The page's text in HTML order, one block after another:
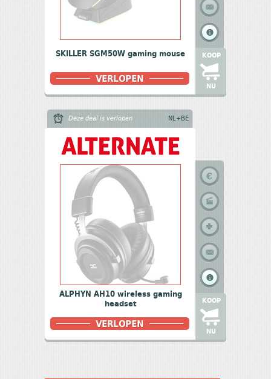
SKILLER SGM50W gaming mouse KOOP
NU
Deze deal is verlopen NL+BE
ALPHYN AH10 wireless gaming
headset
KOOP
NU